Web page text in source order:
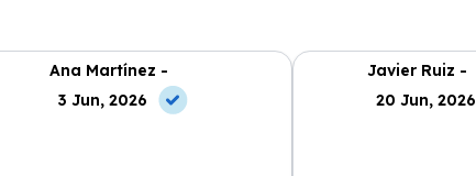
Ana Martínez -
3 Jun, 2026
Javier Ruiz -
20 Jun, 2026